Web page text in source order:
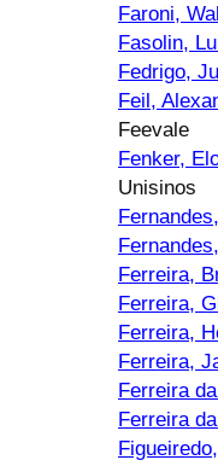
Faroni,
Fasolin,
Fedrigo,
Feil,
Feevale
Fenker,
Unisinos
Ferreira,
Ferreira,
Ferreira,
Ferreira,
Ferreira
Ferreira